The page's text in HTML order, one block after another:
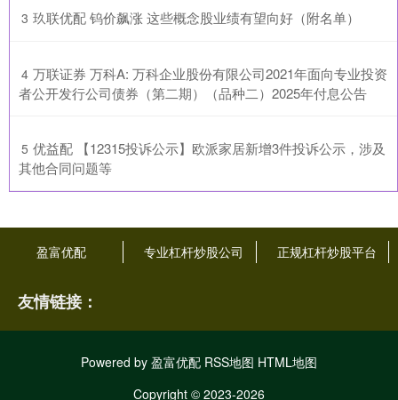
3 ​玖联优配 钨价飙涨 这些概念股业绩有望向好（附名单）
4 ​万联证券 万科A: 万科企业股份有限公司2021年面向专业投资
者公开发行公司债券（第二期）（品种二）2025年付息公告
5 ​优益配 【12315投诉公示】欧派家居新增3件投诉公示，涉及
其他合同问题等
盈富优配 专业杠杆炒股公司 正规杠杆炒股平台
友情链接：
Powered by 盈富优配 RSS地图 HTML地图
Copyright © 2023-2026